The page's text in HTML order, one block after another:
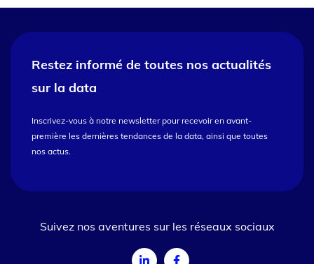
Restez informé de toutes nos actualités
sur la data
Inscrivez-vous à notre newsletter pour recevoir en avant-
première les dernières tendances de la data, ainsi que toutes
nos actus.
Suivez nos aventures sur les réseaux sociaux